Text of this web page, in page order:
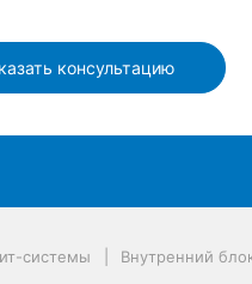
консультацию
системы Внутренний